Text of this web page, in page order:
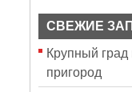
СВЕЖИЕ
Крупный
пригород